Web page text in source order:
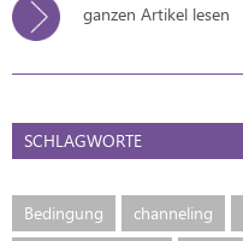
ganzen Artikel lesen
SCHLAGWORTE
Bedingung channeling